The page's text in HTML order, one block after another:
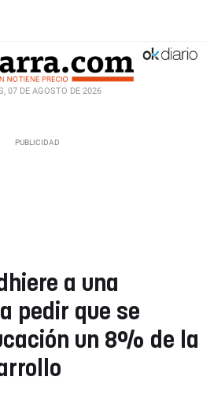
07 DE AGOSTO DE 2026
a una
pedir que se
un 8% de la